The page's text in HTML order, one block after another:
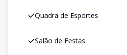
Quadra de Esportes
Salão de Festas